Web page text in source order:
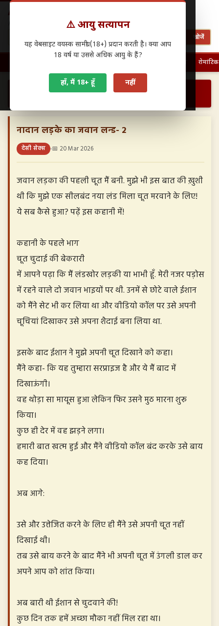
⚠️ आयु सत्यापन
यह वेबसाइट वयस्क सामग्री (18+) प्रदान करती है। क्या आप
18 वर्ष या उससे अधिक आयु के हैं?
हाँ, मैं 18+ हूँ नहीं
Antarwasna.in
Hindi Sex Stories – हिंदी सेक्स कहानियाँ
खोजें
रोमांटिक
देसी सेक्स › नादान लड़के का जवान लन्ड- 2…
नादान लड़के का जवान लन्ड- 2
देसी सेक्स 📅 20 Mar 2026
जवान लड़का की पहली चूत मैं बनी. मुझे भी इस बात की ख़ुशी
थी कि मुझे एक सीलबंद नया लंड मिला चूत मरवाने के लिए!
ये सब कैसे हुआ? पढ़ें इस कहानी में!
कहानी के पहले भाग
चूत चुदाई की बेकरारी
में आपने पढ़ा कि मैं लंडखोर लड़की या भाभी हूँ. मेरी नजर पड़ोस
में रहने वाले दो जवान भाइयों पर थी. उनमें से छोटे वाले ईशान
को मैंने सेट भी कर लिया था और वीडियो कॉल पर उसे अपनी
चूचियां दिखाकर उसे अपना शैदाई बना लिया था.
इसके बाद ईशान ने मुझे अपनी चूत दिखाने को कहा।
मैंने कहा- कि यह तुम्हारा सरप्राइज है और ये मैं बाद में
दिखाऊंगी।
वह थोड़ा सा मायूस हुआ लेकिन फिर उसने मुठ मारना शुरू
किया।
कुछ ही देर में वह झड़ने लगा।
हमारी बात खत्म हुई और मैंने वीडियो कॉल बंद करके उसे बाय
कह दिया।
अब आगे:
उसे और उत्तेजित करने के लिए ही मैंने उसे अपनी चूत नहीं
दिखाई थी।
तब उसे बाय करने के बाद मैंने भी अपनी चूत में उंगली डाल कर
अपने आप को शांत किया।
अब बारी थी ईशान से चुदवाने की!
कुछ दिन तक हमें अच्छा मौका नहीं मिल रहा था।